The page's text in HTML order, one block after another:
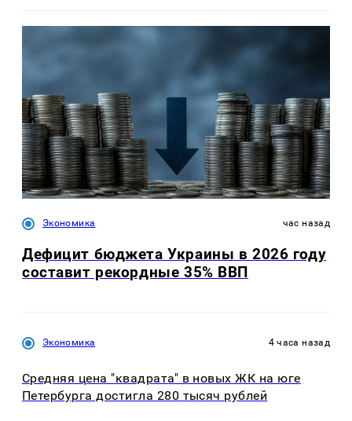
Экономика час назад
Дефицит бюджета Украины в 2026 году
составит рекордные 35% ВВП
Экономика 4 часа назад
Средняя цена "квадрата" в новых ЖК на юге
Петербурга достигла 280 тысяч рублей